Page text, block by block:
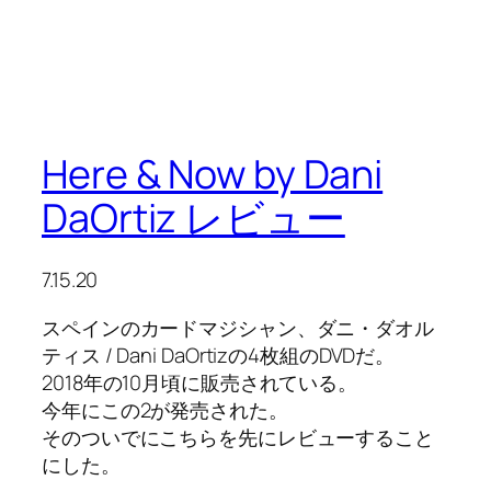
Here & Now by Dani
DaOrtiz レビュー
7.15.20
スペインのカードマジシャン、ダニ・ダオル
ティス / Dani DaOrtizの4枚組のDVDだ。
2018年の10月頃に販売されている。
今年にこの2が発売された。
そのついでにこちらを先にレビューすること
にした。